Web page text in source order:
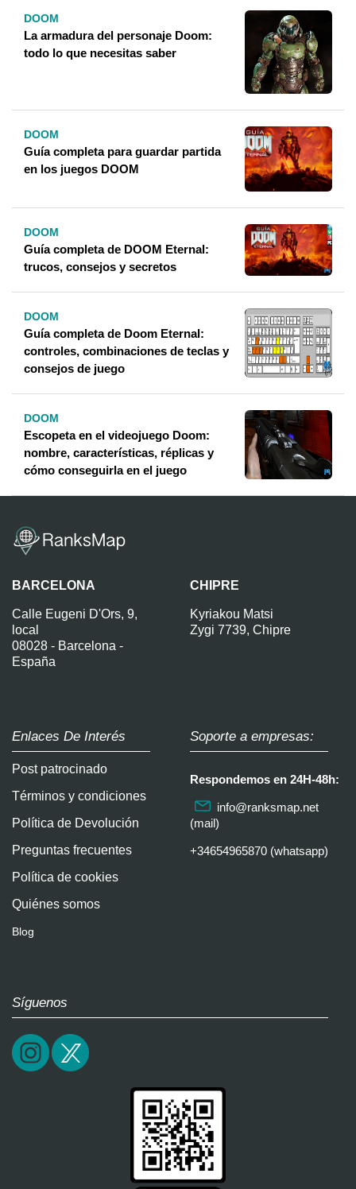
DOOM
La armadura del personaje Doom:
todo lo que necesitas saber
DOOM
Guía completa para guardar partida
en los juegos DOOM
DOOM
Guía completa de DOOM Eternal:
trucos, consejos y secretos
DOOM
Guía completa de Doom Eternal:
controles, combinaciones de teclas y
consejos de juego
DOOM
Escopeta en el videojuego Doom:
nombre, características, réplicas y
cómo conseguirla en el juego
BARCELONA
Calle Eugeni D'Ors, 9,
local
08028 - Barcelona -
España
CHIPRE
Kyriakou Matsi
Zygi 7739, Chipre
Enlaces De Interés
Post patrocinado
Términos y condiciones
Política de Devolución
Preguntas frecuentes
Política de cookies
Quiénes somos
Blog
Soporte a empresas:
Respondemos en 24H-48h:
info@ranksmap.net
(mail)
+34654965870 (whatsapp)
Síguenos